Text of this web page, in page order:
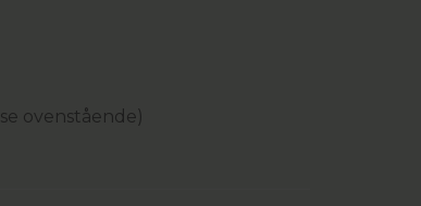
ovenstående)